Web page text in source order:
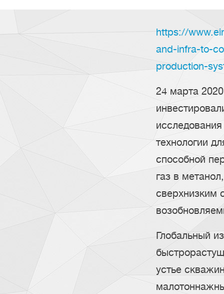
https://
and-infra-to-
production-
24 марта
технологии
способной
газ в
сверхнизким
Глобальный
устье